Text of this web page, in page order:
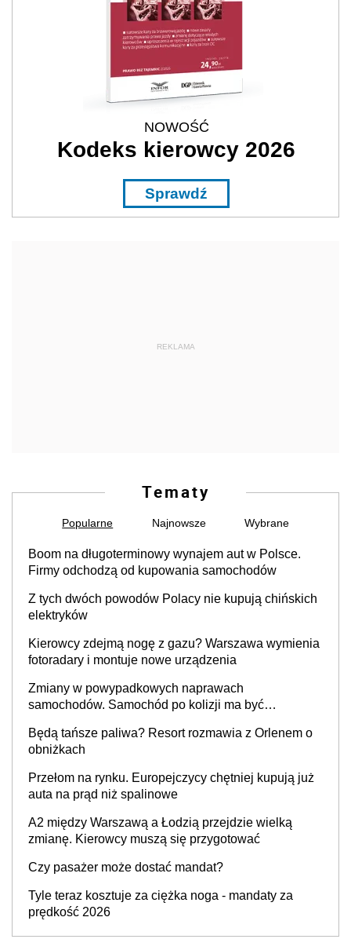
NOWOŚĆ
Kodeks kierowcy 2026
Sprawdź
REKLAMA
Tematy
Popularne Najnowsze Wybrane
Boom na długoterminowy wynajem aut w Polsce.
Firmy odchodzą od kupowania samochodów
Z tych dwóch powodów Polacy nie kupują chińskich
elektryków
Kierowcy zdejmą nogę z gazu? Warszawa wymienia
fotoradary i montuje nowe urządzenia
Zmiany w powypadkowych naprawach
samochodów. Samochód po kolizji ma być
producenta
Będą tańsze paliwa? Resort rozmawia z Orlenem o
obniżkach
Przełom na rynku. Europejczycy chętniej kupują już
auta na prąd niż spalinowe
A2 między Warszawą a Łodzią przejdzie wielką
zmianę. Kierowcy muszą się przygotować
Czy pasażer może dostać mandat?
Tyle teraz kosztuje za ciężka noga - mandaty za
prędkość 2026